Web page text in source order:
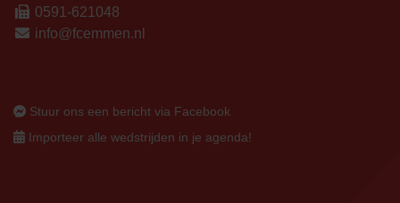
0591-621048
info@fcemmen.nl
Stuur ons een bericht via Facebook
Importeer alle wedstrijden in je agenda!